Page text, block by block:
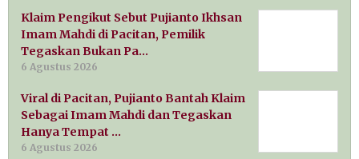
Klaim Pengikut Sebut Pujianto Ikhsan
Imam Mahdi di Pacitan, Pemilik
Tegaskan Bukan Pa…
6 Agustus 2026
Viral di Pacitan, Pujianto Bantah Klaim
Sebagai Imam Mahdi dan Tegaskan
Hanya Tempat …
6 Agustus 2026